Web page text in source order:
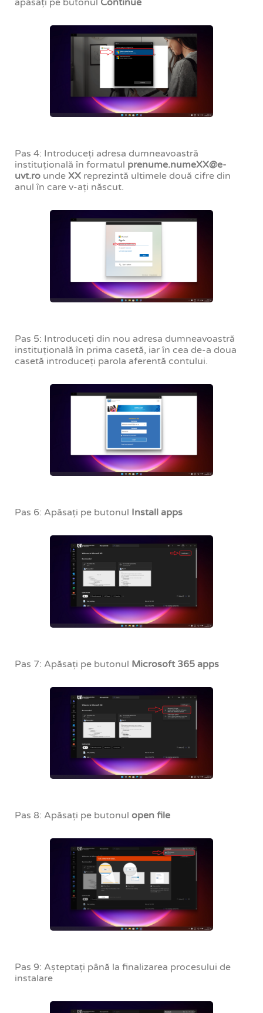
Pas 4: Introduceți adresa dumneavoastră
instituțională în formatul prenume.numeXX@e-
uvt.ro unde XX reprezintă ultimele două cifre din
anul în care v-ați născut.
Pas 5: Introduceți din nou adresa dumneavoastră
instituțională în prima casetă, iar în cea de-a doua
casetă introduceți parola aferentă contului.
Pas 6: Apăsați pe butonul Install apps
Pas 7: Apăsați pe butonul Microsoft 365 apps
Pas 8: Apăsați pe butonul open file
Pas 9: Așteptați până la finalizarea procesului de
instalare